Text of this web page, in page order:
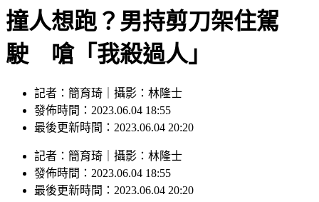
撞人想跑？男持剪刀架住駕
駛 嗆「我殺過人」
記者：簡育琦｜攝影：林隆士
發佈時間：2023.06.04 18:55
最後更新時間：2023.06.04 20:20
記者 ： 簡育琦 攝影 ： 林隆士
發佈時間： 2023.06.04 18:55
最後更新時間： 2023.06.04 20:20